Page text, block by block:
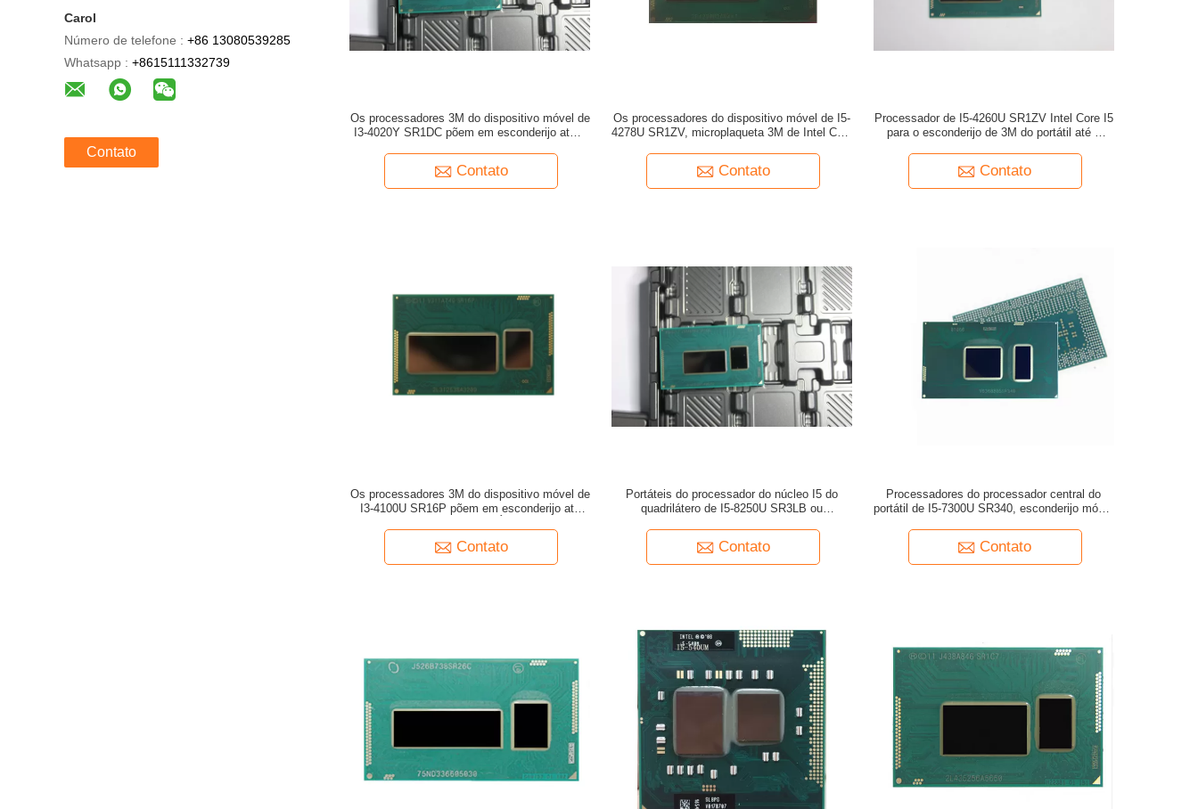
Carol
Número de telefone : +86 13080539285
Whatsapp : +8615111332739
Contato
Os processadores 3M do dispositivo móvel de
I3-4020Y SR1DC põem em esconderijo até o
Contato
Os processadores do dispositivo móvel de I5-
4278U SR1ZV, microplaqueta 3M de Intel Core
Contato
Processador de I5-4260U SR1ZV Intel Core I5
para o esconderijo de 3M do portátil até o
Contato
Os processadores 3M do dispositivo móvel de
I3-4100U SR16P põem em esconderijo até
Contato
Portáteis do processador do núcleo I5 do
quadrilátero de I5-8250U SR3LB ou
Contato
Processadores do processador central do
portátil de I5-7300U SR340, esconderijo móvel
Contato